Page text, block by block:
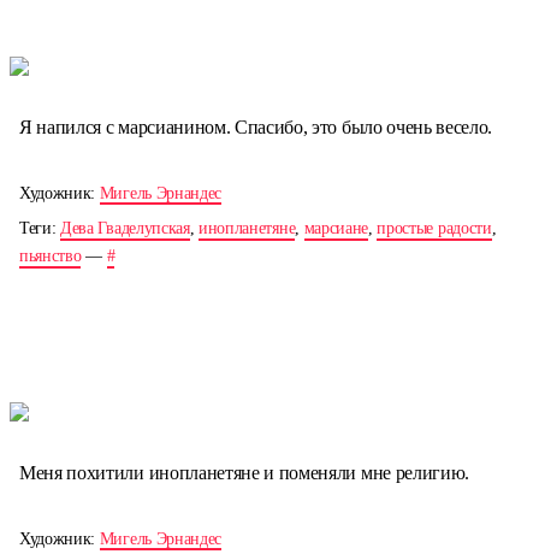
Я напился с марсианином. Спасибо, это было очень весело.
Художник: Мигель Эрнандес
Теги:Дева Гваделупская,инопланетяне, марсиане,простые радости,
пьянство— #
Меня похитили инопланетяне и поменяли мне религию.
Художник: Мигель Эрнандес